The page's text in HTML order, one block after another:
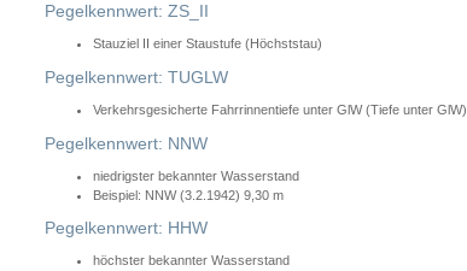
Pegelkennwert: ZS_II
Stauziel II einer Staustufe (Höchststau)
Pegelkennwert: TUGLW
Verkehrsgesicherte Fahrrinnentiefe unter GlW (Tiefe unter GlW)
Pegelkennwert: NNW
niedrigster bekannter Wasserstand
Beispiel: NNW (3.2.1942) 9,30 m
Pegelkennwert: HHW
höchster bekannter Wasserstand